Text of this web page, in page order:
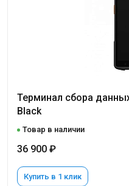
Терминал сбора
Black
Товар в наличии
36 900 ₽
Купить в 1 клик